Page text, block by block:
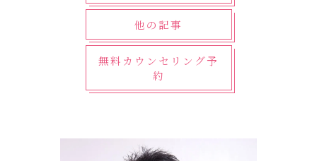
他の記事
無料カウンセリング予
約